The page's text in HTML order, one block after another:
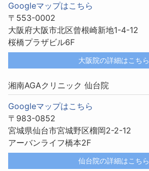
Googleマップはこちら
〒553-0002
大阪府大阪市北区曾根崎新地1-4-12
桜橋プラザビル6F
大阪院の詳細はこちら
湘南AGAクリニック 仙台院
Googleマップはこちら
〒983-0852
宮城県仙台市宮城野区榴岡2-2-12
アーバンライフ橋本2F
仙台院の詳細はこちら